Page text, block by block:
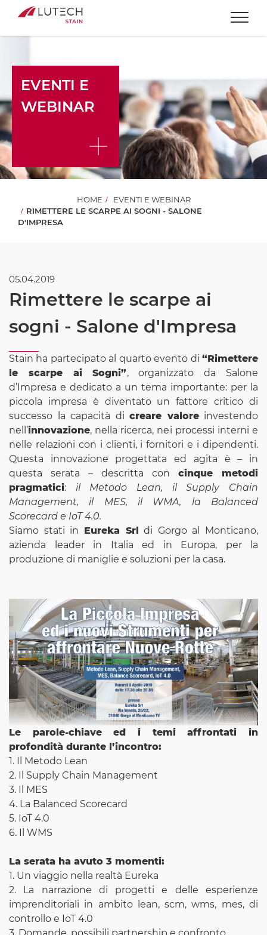
EVENTI E
WEBINAR
HOME
EVENTI E WEBINAR
RIMETTERE LE SCARPE AI SOGNI - SALONE
D'IMPRESA
05.04.2019
Rimettere le scarpe ai
sogni - Salone d'Impresa
Stain ha partecipato al quarto evento di “Rimettere
le scarpe ai Sogni”, organizzato da Salone
d’Impresa e dedicato a un tema importante: per la
piccola impresa è diventato un fattore critico di
successo la capacità di creare valoreinvestendo
nell’innovazione, nella ricerca, nei processi interni e
nelle relazioni con i clienti, i fornitori e i dipendenti.
Questa innovazione progettata ed agita è – in
questa serata – descritta con cinque metodi
pragmatici: il Metodo Lean, il Supply Chain
Management, il MES, il WMA, la Balanced
Scorecard e IoT 4.0.
Siamo stati in Eureka Srl di Gorgo al Monticano,
azienda leader in Italia ed in Europa, per la
produzione di maniglie e soluzioni per la casa.
Le parole-chiave ed i temi affrontati in
profondità durante l’incontro:
1. Il Metodo Lean
2. Il Supply Chain Management
3. Il MES
4. La Balanced Scorecard
5. IoT 4.0
6. Il WMS
La serata ha avuto 3 momenti:
1. Un viaggio nella realtà Eureka
2. La narrazione di progetti e delle esperienze
imprenditoriali in ambito lean, scm, wms, mes, di
controllo e IoT 4.0